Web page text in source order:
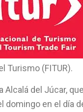
Turismo (FITUR).
Alcalá del Júcar,
domingo en el día